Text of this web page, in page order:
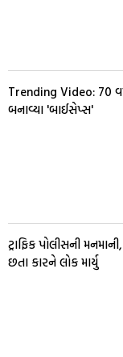
Trending Video: 70
બનાવ્યા 'બાઈસેપ્સ'
ટ્રાફિક પોલીસની
છતા કારને લોક માર્યુ